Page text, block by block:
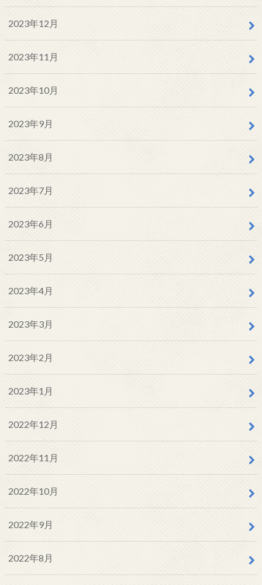
2023年12月
2023年11月
2023年10月
2023年9月
2023年8月
2023年7月
2023年6月
2023年5月
2023年4月
2023年3月
2023年2月
2023年1月
2022年12月
2022年11月
2022年10月
2022年9月
2022年8月